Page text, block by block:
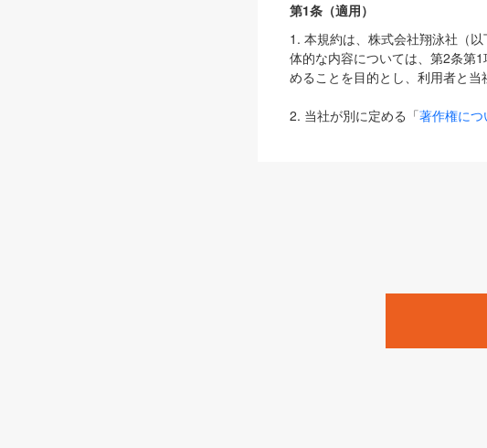
第1条（適用）
1. 本規約は、株式会社翔泳社（
体的な内容については、第2条第
めることを目的とし、利用者と当
2. 当社が別に定める「著作権につ
は、本規約の規定が優先して適用
1. 「本サービス」とは、当社が
みます）及びこれらサービスに
「SEBook」「SEShop」「